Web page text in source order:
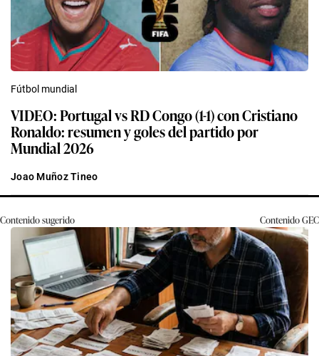
Fútbol mundial
VIDEO: Portugal vs RD Congo (1-1) con Cristiano
Ronaldo: resumen y goles del partido por
Mundial 2026
Joao Muñoz Tineo
Contenido sugerido ContenidoGEC